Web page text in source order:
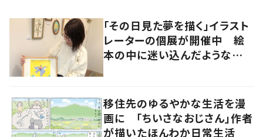
「その日見た夢を描く」イラスト
レーターの個展が開催中 絵
本の中に迷い込んだような想
移住先のゆるやかな生活を漫
画に 「ちいさなおじさん」作者
が描いたほんわか日常生活